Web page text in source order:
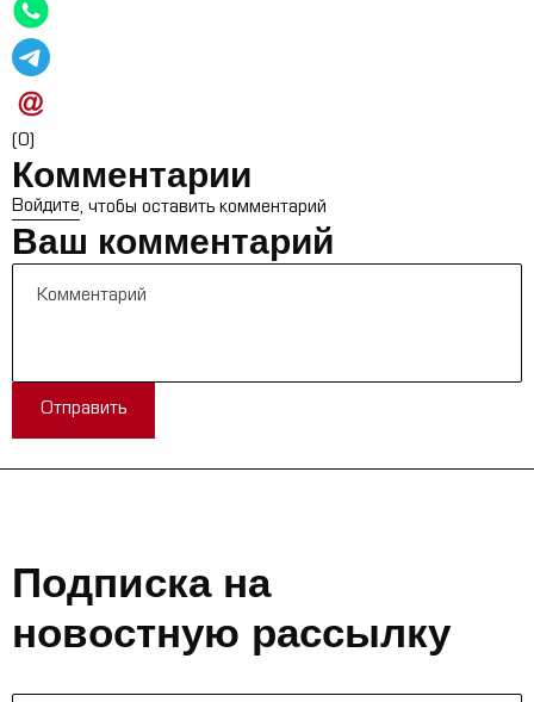
(0)
Комментарии
Войдите, чтобы оставить комментарий
Ваш комментарий
Отправить
Подписка на
новостную рассылку